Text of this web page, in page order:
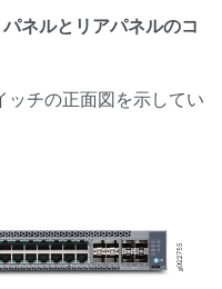
ネルとリアパネルのコ
ッチの正面図を示してい